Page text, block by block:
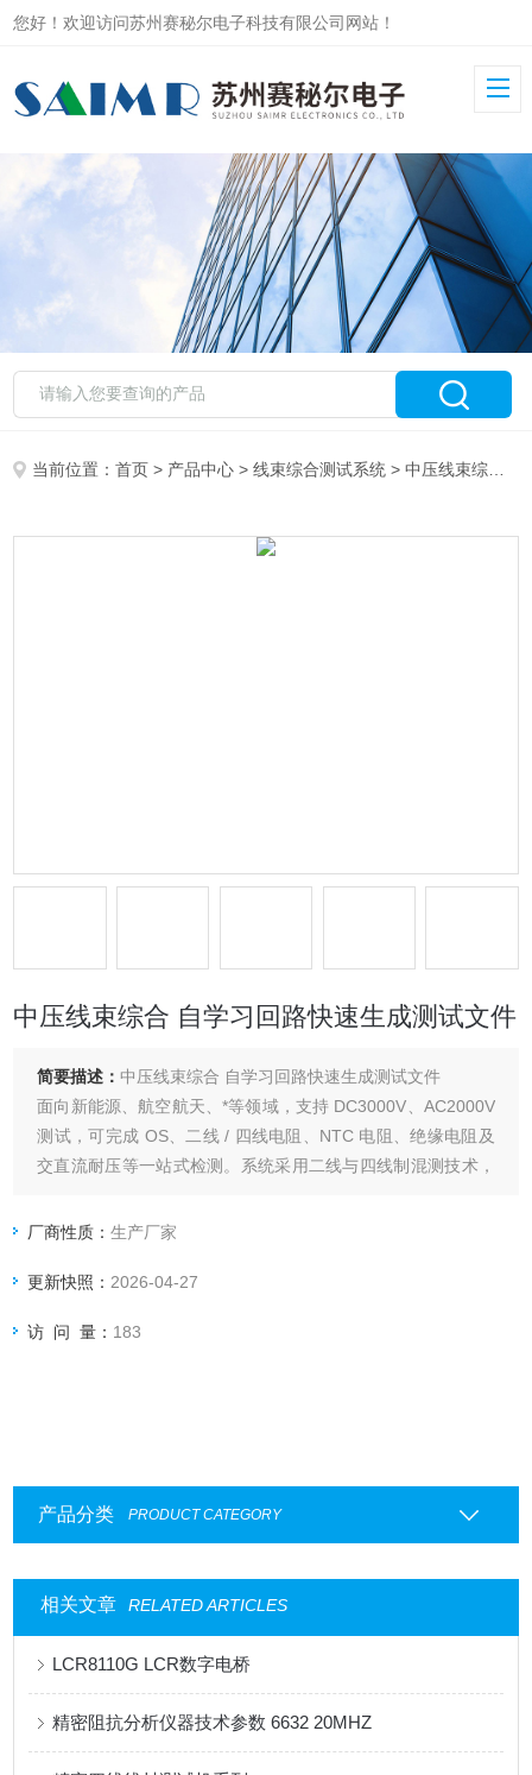
您好！欢迎访问苏州赛秘尔电子科技有限公司网站！
当前位置：首页 > 产品中心 >线束综合测试系统 >中压线束综合测试系统
中压线束综合 自学习回路快速生成测试文件
简要描述：中压线束综合 自学习回路快速生成测试文件
面向新能源、航空航天、*等领域，支持 DC3000V、AC2000V
测试，可完成 OS、二线 / 四线电阻、NTC 电阻、绝缘电阻及
交直流耐压等一站式检测。系统采用二线与四线制混测技术，
度与高效率。其分布式结构支持32点/测试卡，串机可扩展至2
厂商性质：生产厂家
更新快照： 2026-04-27
访 问 量： 183
产品分类 PRODUCT CATEGORY
相关文章 RELATED ARTICLES
LCR8110G LCR数字电桥
精密阻抗分析仪器技术参数 6632 20MHZ